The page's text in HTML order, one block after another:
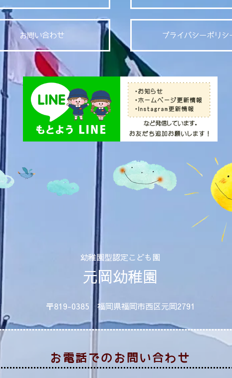
お問い合わせ プライバシーポリシ
幼稚園型認定こども園
元岡幼稚園
〒819-0385 福岡県福岡市西区元岡2791
お電話でのお問い合わせ